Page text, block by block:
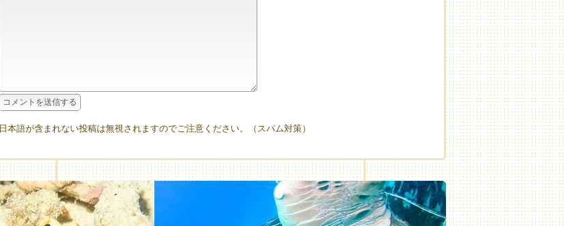
日本語が含まれない投稿は無視されますのでご注意ください。（スパム対策）